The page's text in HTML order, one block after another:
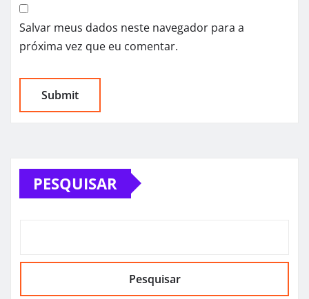
Salvar meus dados neste navegador para a
próxima vez que eu comentar.
PESQUISAR
Pesquisar